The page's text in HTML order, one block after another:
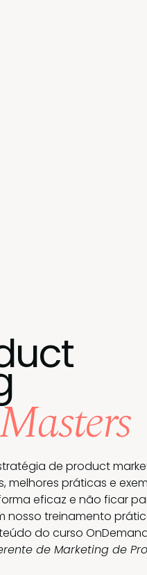
de product
melhores práticas e
eficaz e não ficar
treinamento
do curso
de Marketing de